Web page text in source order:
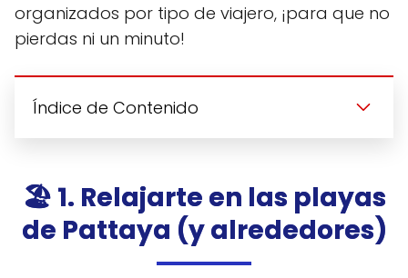
organizados por tipo de viajero, ¡para que no
pierdas ni un minuto!
Índice de Contenido
🏖️ 1. Relajarte en las playas
de Pattaya (y alrededores)